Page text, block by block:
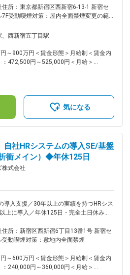
上げ・育休復帰・営業企画と、社内でキ
きました。「やりたい」と言える環境が、
ひ、我々とチャレンジしましょう！
内製化を進めています。新たな運営体制
理業務全体を統括いただく責任者を募集
売管理業務全般の運営管理 ・顧客から
質向上および安定運用に向けた課題抽
スタッフのマネ
体制および派遣体制の構築・運営 ※業
委託先や派遣スタッフの管理・運営マ
善・体制構築 ・業務
マニュアル整備 ・BPR（業務改革）の推
業務フローや組織体制の構築・改善にも主
きます。販売管理領域の責任者として新
し、将来的には管理職として会社の中核
しています。 ■働き方 本ポジシ
た柔軟な働き方も可能です。立ち上げフェ
あり、現場とのコミュニケーションを重
システムやタレントマネジメント、販売
、約30年にわたり企業の人事・バック
を進めています。 変更の範囲：会
住所：東京都新宿区西新宿6-13-1 新宿セ
受動喫煙対策：屋内全面禁煙変更の範
所
西新宿五丁目駅
～900万円＜賃金形態＞月給制＜賃金内
472,500円～525,000円＜月給＞
下する可能性があります。月給(月額)は固
す。
気になる
自社HRシステムの導入SE/基盤
衝メイン）◆年休125日
株式会社
導入支援／30年以上の実績を持つHRシス
上に導入／年休125日・完全土日休み／
。お客様と直接接することが出来る、そ
を、企業の人事部門へ導入するSEポジシ
住所：新宿区西新宿6丁目13番1号 新宿セ
動喫煙対策：敷地内全面禁煙
～600万円＜賃金形態＞月給制＜賃金内
240,000円～360,000円＜月給＞